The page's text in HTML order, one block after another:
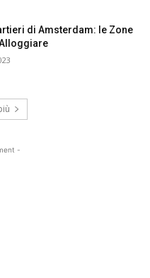
di Amsterdam: le Zone
-